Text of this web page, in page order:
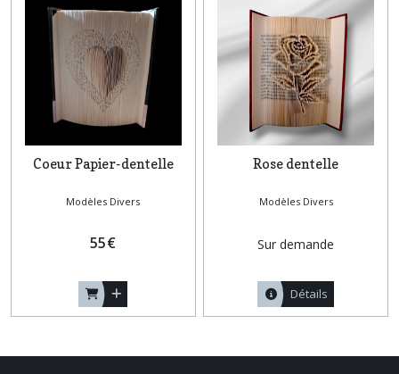
Coeur Papier-dentelle
Modèles Divers
55€
Rose dentelle
Modèles Divers
Sur demande
Détails